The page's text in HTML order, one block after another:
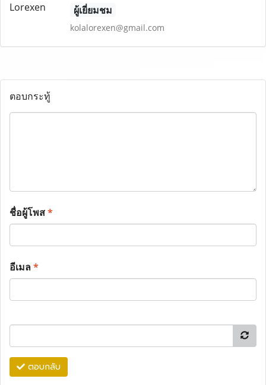
ผู้เยี่ยมชม
kolalorexen@gmail.com
ตอบกระทู้
ชื่อผู้โพส*
อีเมล*
ตอบกลับ